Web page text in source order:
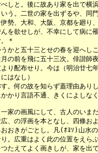
。後に故あり家を出で横浜
二世の家を出ずるや、同門
勢、大和、大阪、京都を廻り
せしが、不幸にして病に罹
＊
五十三とせの春を迎へ
に五十三次。俳諧師夜雪
り。今は（明治廿七年十
なし）
の故を知らず蓋理由ありし
言語不通、きくによしなく
家の画風にして、古人のいま
の浮画を本となし、四條およ
きがごとし。凡(ｵﾖｿ)山水の
広重はよく此の位置をえらぶ
えてよく画きしが、家を出で